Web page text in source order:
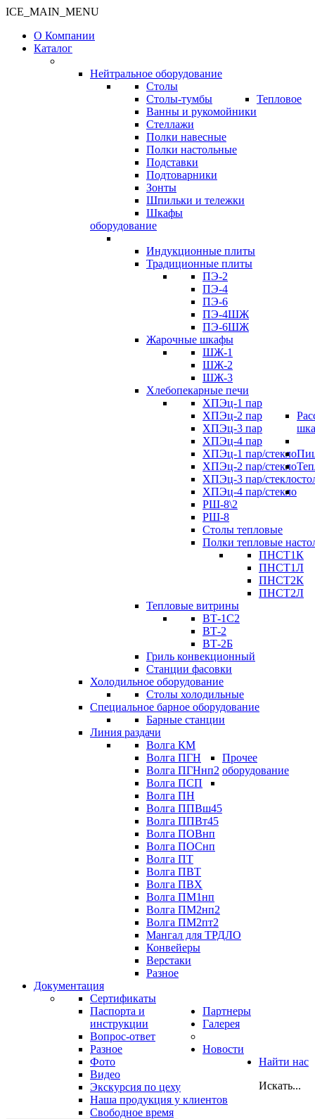
ICE_MAIN_MENU
О Компании
Каталог
Нейтральное оборудование
Столы
Столы-тумбы
Ванны и рукомойники
Стеллажи
Полки навесные
Полки настольные
Подставки
Подтоварники
Зонты
Шпильки и тележки
Шкафы
Тепловое
оборудование
Индукционные плиты
Традиционные плиты
ПЭ-2
ПЭ-4
ПЭ-6
ПЭ-4ШЖ
ПЭ-6ШЖ
Жарочные шкафы
ШЖ-1
ШЖ-2
ШЖ-3
Хлебопекарные печи
ХПЭц-1 пар
ХПЭц-2 пар
ХПЭц-3 пар
ХПЭц-4 пар
ХПЭц-1 пар/стекло
ХПЭц-2 пар/стекло
ХПЭц-3 пар/стекло
ХПЭц-4 пар/стекло
РШ-8\2
РШ-8
Столы тепловые
Полки тепловые
ПНСТ1К
ПНСТ1Л
ПНСТ2К
ПНСТ2Л
Тепловые витрины
ВТ-1С2
ВТ-2
ВТ-2Б
Гриль конвекционный
Станции фасовки
Холодильное оборудование
Столы холодильные
Специальное барное оборудование
Барные станции
Линия раздачи
Волга КМ
Волга ПГН
Волга ПГНнп2
Волга ПСП
Волга ПН
Волга ППВш45
Волга ППВт45
Волга ПОВнп
Волга ПОСнп
Волга ПТ
Волга ПВТ
Волга ПВХ
Волга ПМ1нп
Волга ПМ2нп2
Волга ПМ2пт2
Прочее
оборудование
Мангал для ТРДЛО
Конвейеры
Верстаки
Разное
Документация
Сертификаты
Паспорта и
инструкции
Вопрос-ответ
Разное
Партнеры
Галерея
Фото
Видео
Экскурсия по цеху
Наша продукция у клиентов
Свободное время
Новости
Найти нас
Искать...